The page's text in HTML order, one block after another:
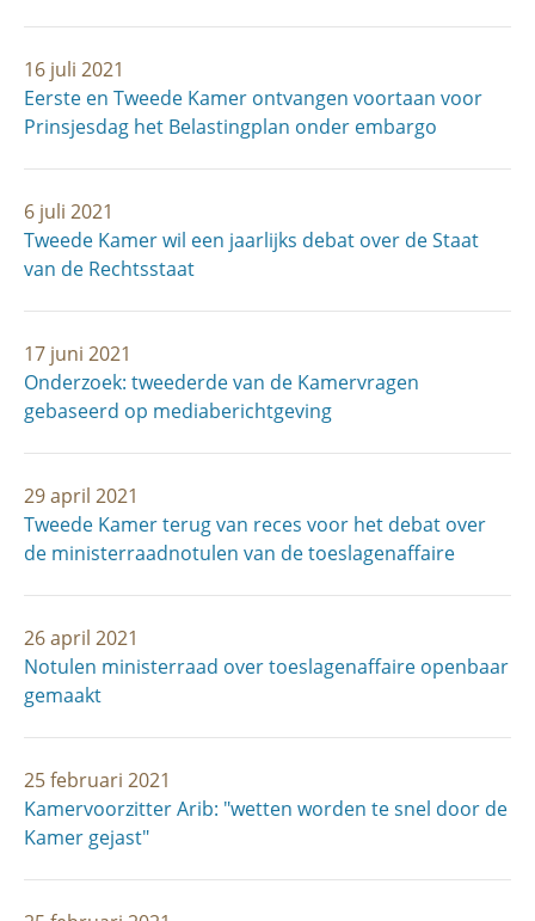
16 juli 2021
Eerste en Tweede Kamer ontvangen voortaan voor
Prinsjesdag het Belastingplan onder embargo
6 juli 2021
Tweede Kamer wil een jaarlijks debat over de Staat
van de Rechtsstaat
17 juni 2021
Onderzoek: tweederde van de Kamervragen
gebaseerd op mediaberichtgeving
29 april 2021
Tweede Kamer terug van reces voor het debat over
de ministerraadnotulen van de toeslagenaffaire
26 april 2021
Notulen ministerraad over toeslagenaffaire openbaar
gemaakt
25 februari 2021
Kamervoorzitter Arib: "wetten worden te snel door de
Kamer gejast"